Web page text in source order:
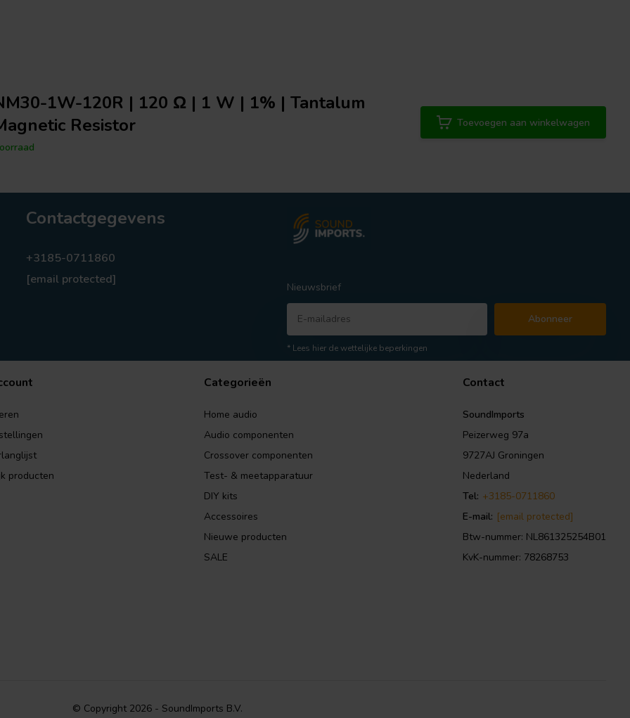
1W-120R | 120 Ω | 1 W | 1% | Tantalum
Resistor
Toevoegen aan winkelwagen
Contactgegevens
+3185-0711860
[email protected]
Nieuwsbrief
Abonneer
* Lees hier de wettelijke beperkingen
producten
Categorieën
Home audio
Audio componenten
Crossover componenten
Test- & meetapparatuur
DIY kits
Accessoires
Nieuwe producten
SALE
Contact
SoundImports
Peizerweg 97a
9727AJ Groningen
Nederland
Tel: +3185-0711860
E-mail: [email protected]
Btw-nummer: NL861325254B01
KvK-nummer: 78268753
© Copyright 2026 - SoundImports B.V.